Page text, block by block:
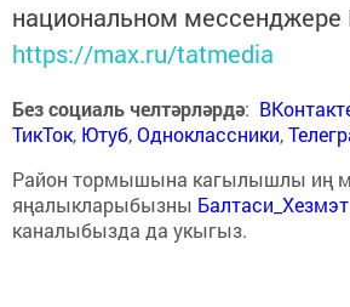
национальном мессенджере
https://max.ru/tatmedia
Без социаль челтәрләрдә:
ТикТок, Ютуб,Одноклассники,
Район тормышына кагылышлы иң
яңалыкларыбызны Балтаси_Хезмэт
каналыбызда да укыгыз.